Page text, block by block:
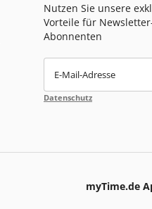
Nutzen Sie unsere
Vorteile für
Abonnenten
E-Mail-Adresse
Datenschutz
myTime.de